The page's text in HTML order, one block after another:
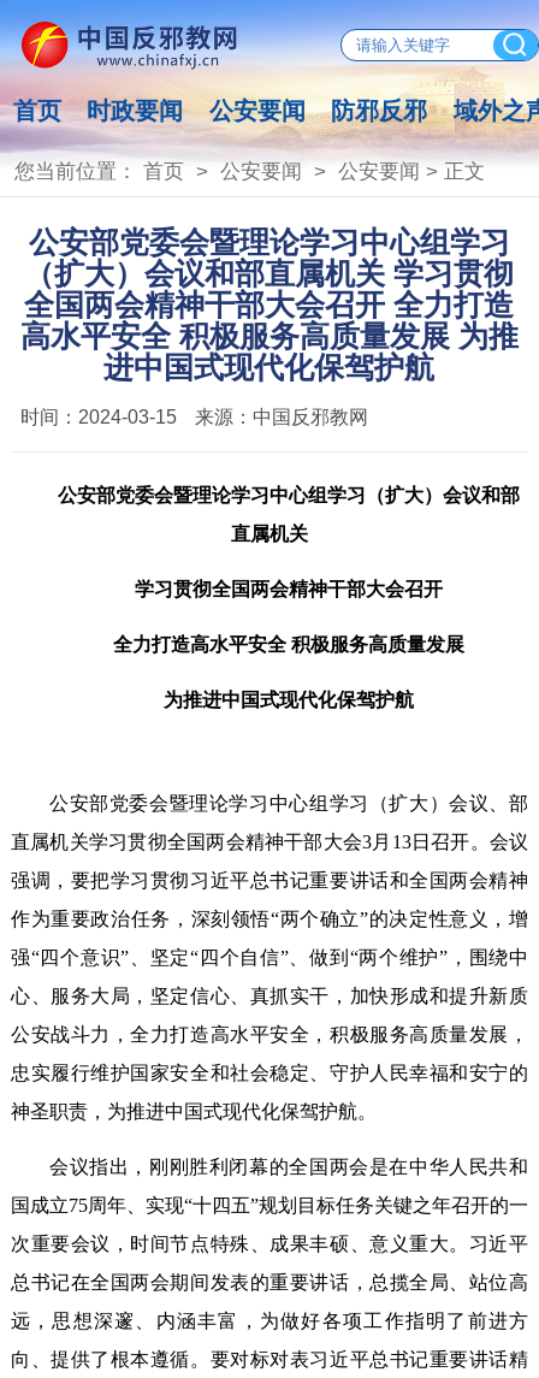
首页 时政要闻 公安要闻 防邪反邪 域外之
您当前位置： 首页> 公安要闻 > 公安要闻 > 正文
公安部党委会暨理论学习中心组学习
（扩大）会议和部直属机关 学习贯彻
全国两会精神干部大会召开 全力打造
高水平安全 积极服务高质量发展 为推
进中国式现代化保驾护航
时间： 2024-03-15 来源： 中国反邪教网
公安部党委会暨理论学习中心组学习（扩大）会议和部
直属机关
学习贯彻全国两会精神干部大会召开
全力打造高水平安全 积极服务高质量发展
为推进中国式现代化保驾护航
公安部党委会暨理论学习中心组学习（扩大）会议、部
直属机关学习贯彻全国两会精神干部大会3月13日召开。会议
强调，要把学习贯彻习近平总书记重要讲话和全国两会精神
作为重要政治任务，深刻领悟“两个确立”的决定性意义，增
强“四个意识”、坚定“四个自信”、做到“两个维护”，围绕中
心、服务大局，坚定信心、真抓实干，加快形成和提升新质
公安战斗力，全力打造高水平安全，积极服务高质量发展，
忠实履行维护国家安全和社会稳定、守护人民幸福和安宁的
神圣职责，为推进中国式现代化保驾护航。
会议指出，刚刚胜利闭幕的全国两会是在中华人民共和
国成立75周年、实现“十四五”规划目标任务关键之年召开的一
次重要会议，时间节点特殊、成果丰硕、意义重大。习近平
总书记在全国两会期间发表的重要讲话，总揽全局、站位高
远，思想深邃、内涵丰富，为做好各项工作指明了前进方
向、提供了根本遵循。要对标对表习近平总书记重要讲话精